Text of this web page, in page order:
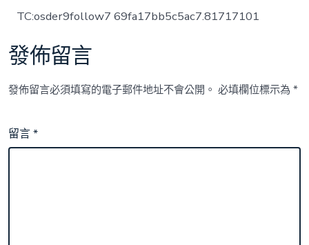
TC:osder9follow7 69fa17bb5c5ac7.81717101
發佈留言
發佈留言必須填寫的電子郵件地址不會公開。 必填欄位標示為*
留言*